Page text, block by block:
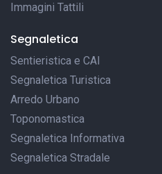
Immagini Tattili
Segnaletica
Sentieristica e CAI
Segnaletica Turistica
Arredo Urbano
Toponomastica
Segnaletica Informativa
Segnaletica Stradale